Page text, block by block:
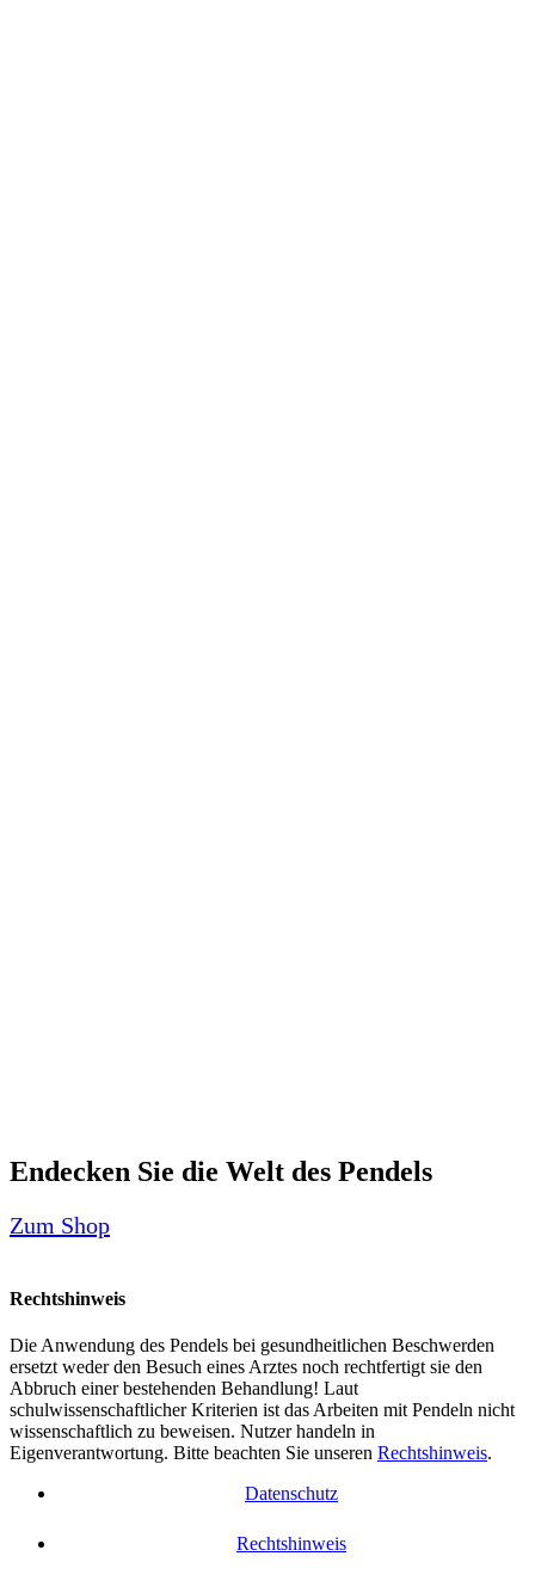
Endecken Sie die Welt des Pendels
Zum Shop
Rechtshinweis
Die Anwendung des Pendels bei gesundheitlichen Beschwerden
ersetzt weder den Besuch eines Arztes noch rechtfertigt sie den
Abbruch einer bestehenden Behandlung! Laut
schulwissenschaftlicher Kriterien ist das Arbeiten mit Pendeln nicht
wissenschaftlich zu beweisen. Nutzer handeln in
Eigenverantwortung. Bitte beachten Sie unseren Rechtshinweis.
Datenschutz
Rechtshinweis